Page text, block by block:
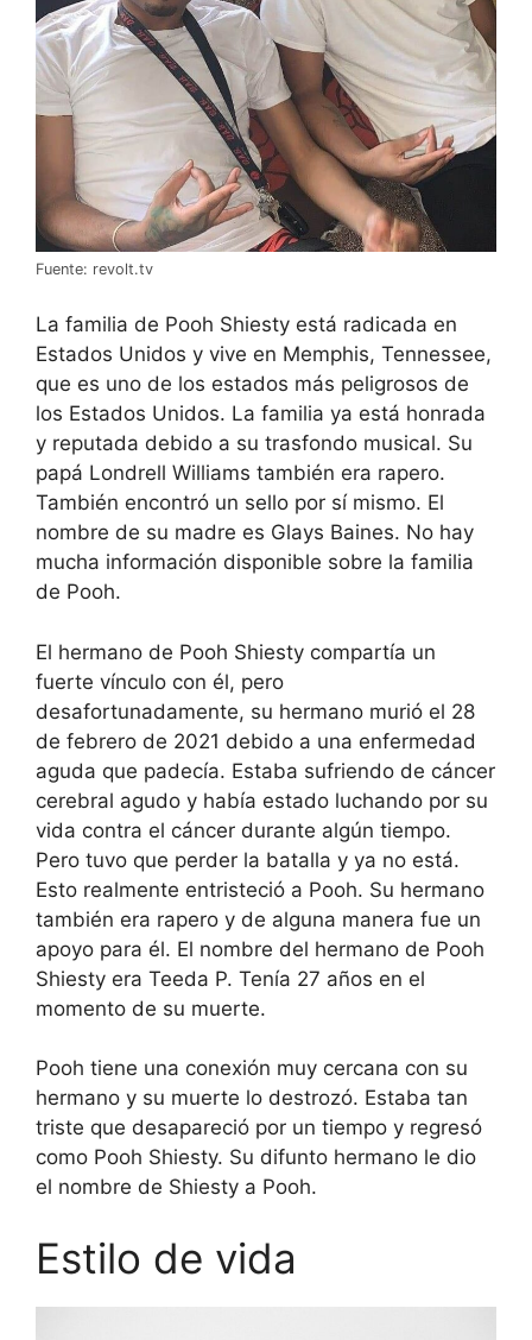
Fuente: revolt.tv
La familia de Pooh Shiesty está radicada en
Estados Unidos y vive en Memphis, Tennessee,
que es uno de los estados más peligrosos de
los Estados Unidos. La familia ya está honrada
y reputada debido a su trasfondo musical. Su
papá Londrell Williams también era rapero.
También encontró un sello por sí mismo. El
nombre de su madre es Glays Baines. No hay
mucha información disponible sobre la familia
de Pooh.
El hermano de Pooh Shiesty compartía un
fuerte vínculo con él, pero
desafortunadamente, su hermano murió el 28
de febrero de 2021 debido a una enfermedad
aguda que padecía. Estaba sufriendo de cáncer
cerebral agudo y había estado luchando por su
vida contra el cáncer durante algún tiempo.
Pero tuvo que perder la batalla y ya no está.
Esto realmente entristeció a Pooh. Su hermano
también era rapero y de alguna manera fue un
apoyo para él. El nombre del hermano de Pooh
Shiesty era Teeda P. Tenía 27 años en el
momento de su muerte.
Pooh tiene una conexión muy cercana con su
hermano y su muerte lo destrozó. Estaba tan
triste que desapareció por un tiempo y regresó
como Pooh Shiesty. Su difunto hermano le dio
el nombre de Shiesty a Pooh.
Estilo de vida